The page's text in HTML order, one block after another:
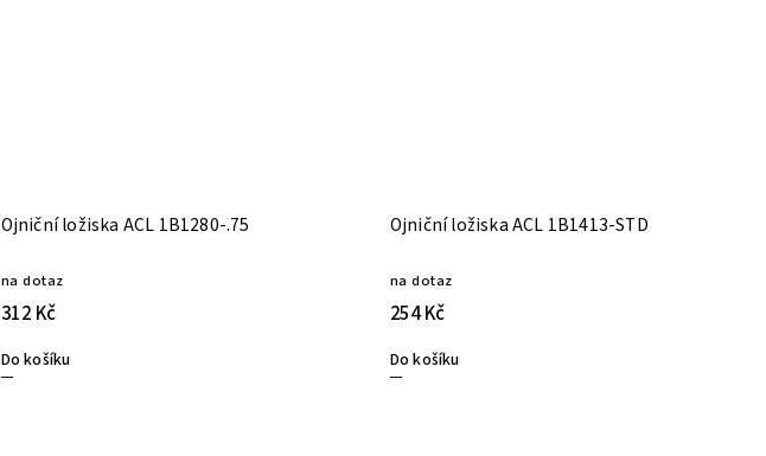
Ojniční ložiska ACL 1B1280-.75
na dotaz
312 Kč
Do košíku
Ojniční ložiska ACL 1B1413-STD
na dotaz
254 Kč
Do košíku